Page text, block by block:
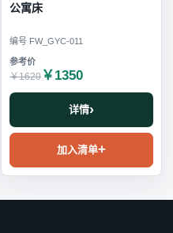
公寓床
编号 FW_GYC-011
￥1620 ￥1350
详情
加入清单